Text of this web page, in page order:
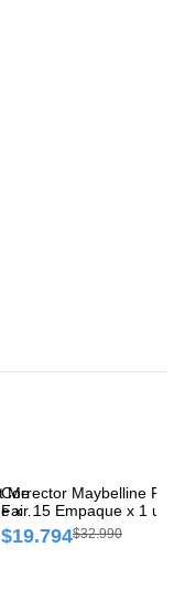
Me
x 1
Corrector Maybelline Fit
Fair 15 Empaque x 1 und
$19.794$32.990